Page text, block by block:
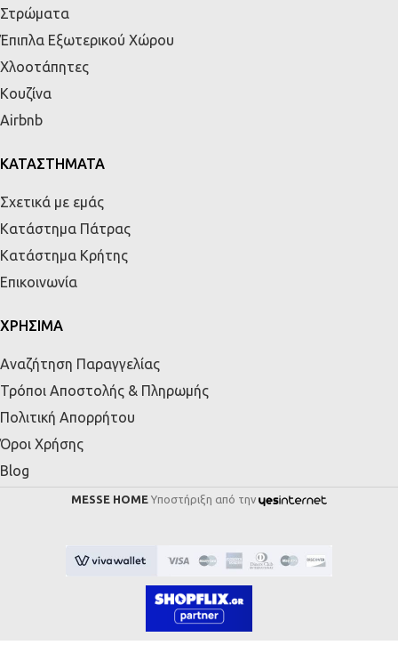
Στρώματα
Έπιπλα Εξωτερικού Χώρου
Χλοοτάπητες
Κουζίνα
Airbnb
ΚΑΤΑΣΤΗΜΑΤΑ
Σχετικά με εμάς
Κατάστημα Πάτρας
Κατάστημα Κρήτης
Επικοινωνία
ΧΡΗΣΙΜΑ
Αναζήτηση Παραγγελίας
Τρόποι Αποστολής & Πληρωμής
Πολιτική Απορρήτου
Όροι Χρήσης
Blog
MESSE HOME Υποστήριξη από την